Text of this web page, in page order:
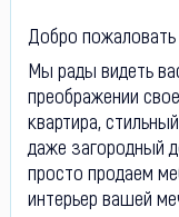
Добро
Мы рады видеть
преображении
квартира,
даже загородный
просто продаем
интерьер вашей